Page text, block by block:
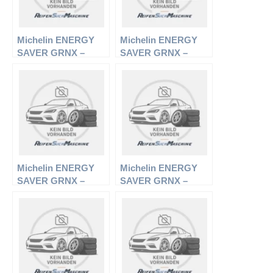
Michelin ENERGY
SAVER GRNX –
Sommerreifen
Michelin ENERGY
SAVER GRNX –
Sommerreifen
Michelin ENERGY
SAVER GRNX –
Sommerreifen
Michelin ENERGY
SAVER GRNX –
Sommerreifen